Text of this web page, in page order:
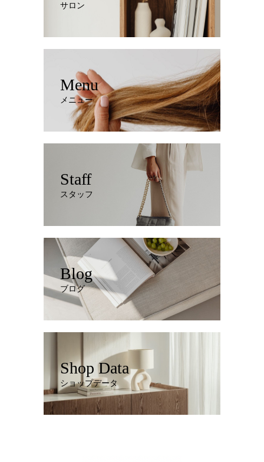
サロン
Menu
メニュー
Staff
スタッフ
Blog
ブログ
Shop Data
ショップデータ